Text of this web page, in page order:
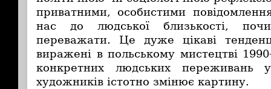
приватними, особистими
нас до людської близькості,
переважати. Це дуже цікаві
виражені в польському мистецтві
конкретних людських переживань
художників істотно змінює картину.